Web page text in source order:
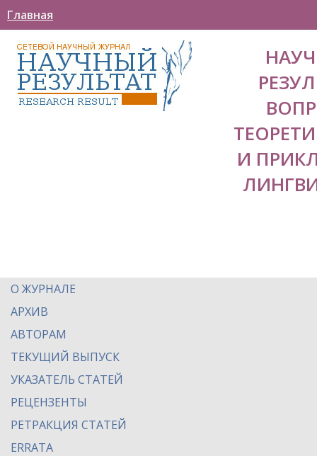
Главная
И
О ЖУРНАЛЕ
АРХИВ
АВТОРАМ
ТЕКУЩИЙ ВЫПУСК
УКАЗАТЕЛЬ СТАТЕЙ
РЕЦЕНЗЕНТЫ
РЕТРАКЦИЯ СТАТЕЙ
ERRATA